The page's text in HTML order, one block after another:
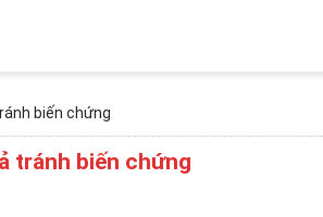
biến chứng
tránh biến chứng